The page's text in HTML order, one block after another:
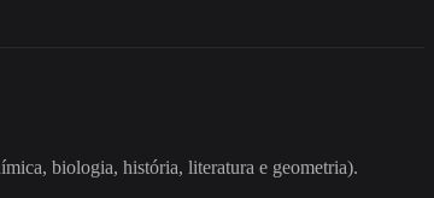
biologia, história, literatura e geometria).